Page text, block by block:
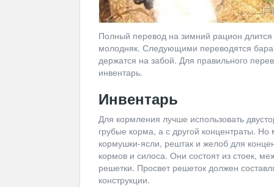
Полный перевод на зимний рацион
молодняк. Следующими переводятся
держатся на забой. Для правильного
инвентарь.
Инвентарь
Для кормления лучше использовать
грубые корма, а с другой концентраты.
кормушки-ясли, рештак и желоб для
кормов и силоса. Они состоят из стоек,
решетки. Просвет решеток должен
конструкции.